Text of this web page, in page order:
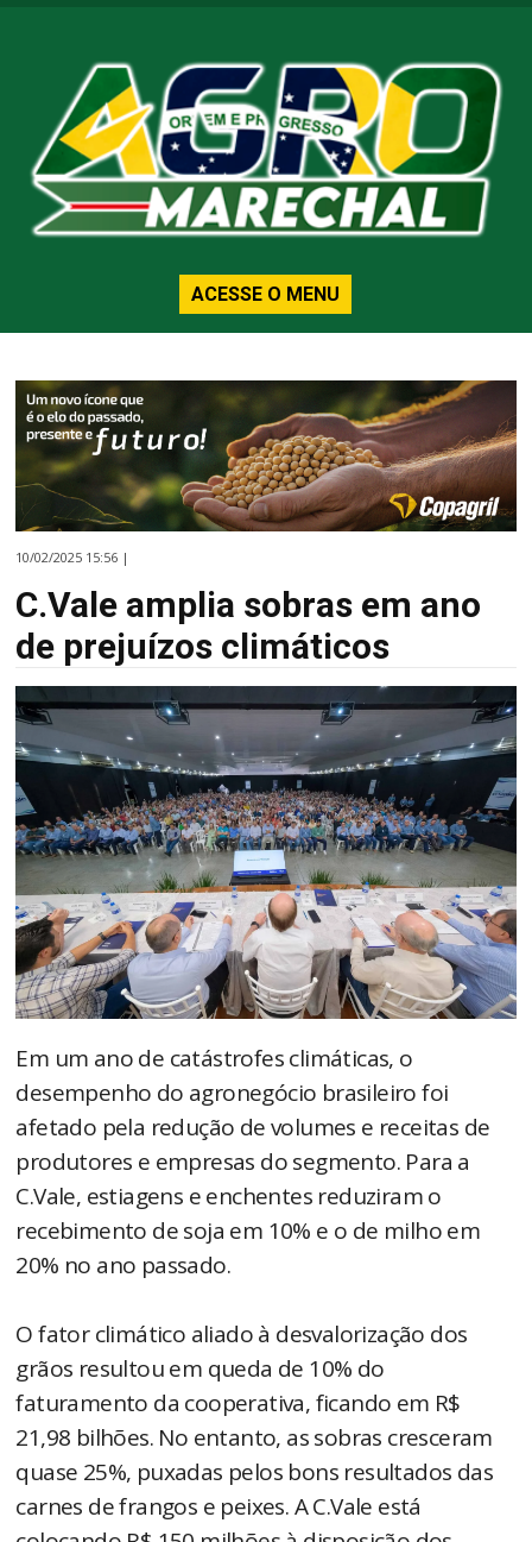
ACESSE O MENU
10/02/2025 15:56 |
C.Vale amplia sobras em ano
de prejuízos climáticos
Em um ano de catástrofes climáticas, o
desempenho do agronegócio brasileiro foi
afetado pela redução de volumes e receitas de
produtores e empresas do segmento. Para a
C.Vale, estiagens e enchentes reduziram o
recebimento de soja em 10% e o de milho em
20% no ano passado.
O fator climático aliado à desvalorização dos
grãos resultou em queda de 10% do
faturamento da cooperativa, ficando em R$
21,98 bilhões. No entanto, as sobras cresceram
quase 25%, puxadas pelos bons resultados das
carnes de frangos e peixes. A C.Vale está